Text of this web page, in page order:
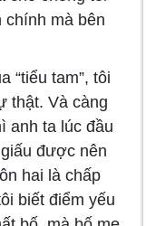
mà bên
“tiểu tam”, tôi
thật. Và càng
anh ta lúc đầu
được nên
hai là chấp
biết điểm yếu